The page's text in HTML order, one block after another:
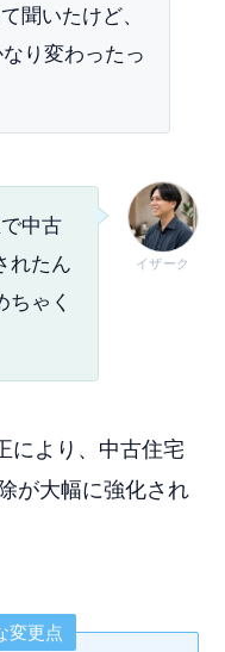
聞いたけど、
り変わったっ
イザーク
中古
れたん
ちゃく
により、中古住宅
が大幅に強化され
変更点